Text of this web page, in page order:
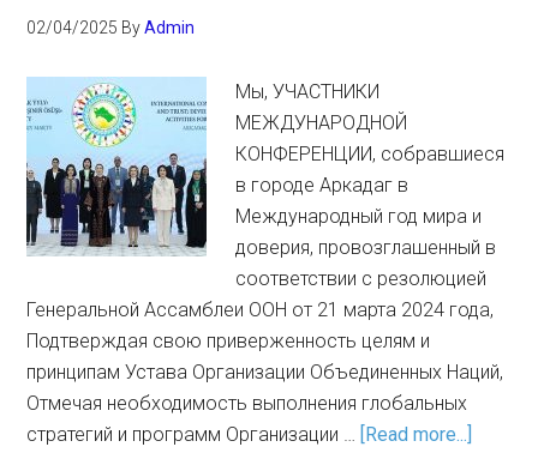
02/04/2025 ByAdmin
Мы, УЧАСТНИКИ
МЕЖДУНАРОДНОЙ
КОНФЕРЕНЦИИ, собравшиеся
в городе Аркадаг в
Международный год мира и
доверия, провозглашенный в
соответствии с резолюцией
Генеральной Ассамблеи ООН от 21 марта 2024 года,
Подтверждая свою приверженность целям и
принципам Устава Организации Объединенных Наций,
Отмечая необходимость выполнения глобальных
стратегий и программ Организации … [Read more...]